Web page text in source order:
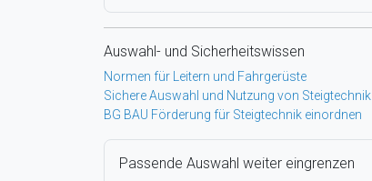
Auswahl- und Sicherheitswissen
Normen für Leitern und Fahrgerüste
Sichere Auswahl und Nutzung von Steigtechnik
BG BAU Förderung für Steigtechnik einordnen
Passende Auswahl weiter eingrenzen